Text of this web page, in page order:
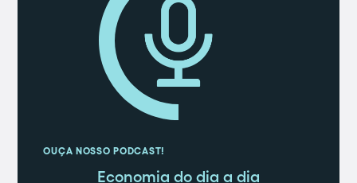
OUÇA NOSSO PODCAST!
Economia do dia a dia